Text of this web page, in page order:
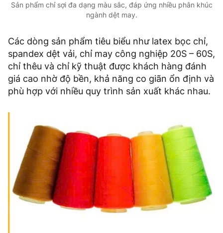
Sản phẩm chỉ sợi đa dạng màu sắc, đáp ứng nhiều phân khúc
ngành dệt may.
Các dòng sản phẩm tiêu biểu như latex bọc chỉ,
spandex dệt vải, chỉ may công nghiệp 20S – 60S,
chỉ thêu và chỉ kỹ thuật được khách hàng đánh
giá cao nhờ độ bền, khả năng co giãn ổn định và
phù hợp với nhiều quy trình sản xuất khác nhau.